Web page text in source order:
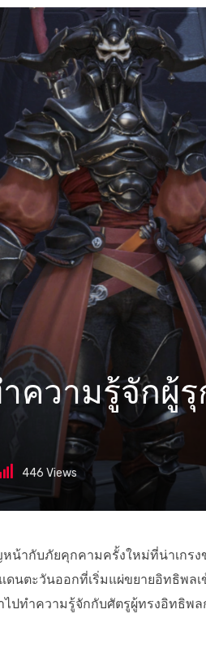
ความรู้จักผู้
446 Views
หน้ากับภัยคุกคามครั้งใหม่ที่น่าเกร
นตะวันออกที่เริ่มแผ่ขยายอิทธิพลเ
ปทำความรู้จักกับศัตรูผู้ทรงอิทธิพล